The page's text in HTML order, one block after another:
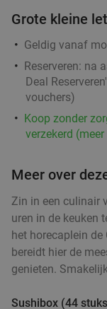
Grote kleine
Geldig vanaf
Reserveren: na
Deal
vouchers)
Koop zonder
verzekerd
Meer over
Zin in een culinair
uren in de keuken
het horecaplein
bereidt hier de
genieten.
Sushibox (44